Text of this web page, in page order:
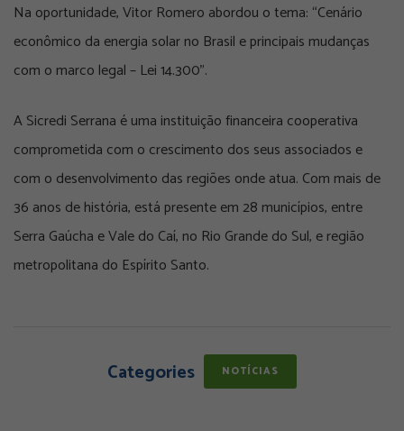
Na oportunidade, Vitor Romero abordou o tema: “Cenário
econômico da energia solar no Brasil e principais mudanças
com o marco legal – Lei 14.300”.
A Sicredi Serrana é uma instituição financeira cooperativa
comprometida com o crescimento dos seus associados e
com o desenvolvimento das regiões onde atua. Com mais de
36 anos de história, está presente em 28 municípios, entre
Serra Gaúcha e Vale do Caí, no Rio Grande do Sul, e região
metropolitana do Espírito Santo.
Categories NOTÍCIAS